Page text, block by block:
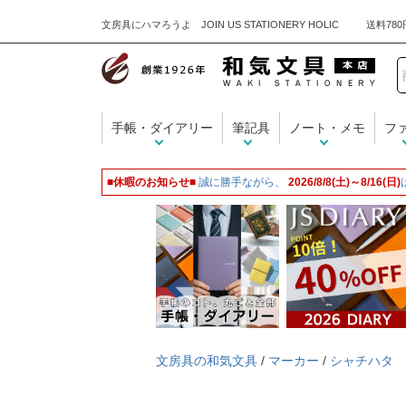
文房具にハマろうよ JOIN US STATIONERY HOLIC
手帳・ダイアリー 筆記具 ノート・メモ フ
■休暇のお知らせ■ 誠に勝手ながら、 2026/8/8(土)～8/16(日)
文房具の和気文具 / マーカー / シャチハタ